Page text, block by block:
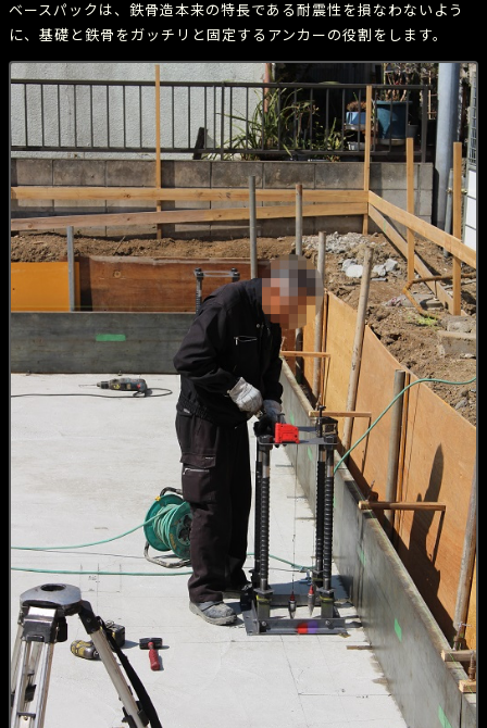
ベースパックは、鉄骨造本来の特長である耐震性を損なわないよう
に、基礎と鉄骨をガッチリと固定するアンカーの役割をします。